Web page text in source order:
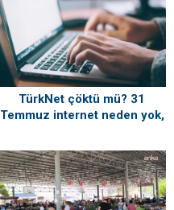
TürkNet çöktü mü? 31
Temmuz internet neden yok,